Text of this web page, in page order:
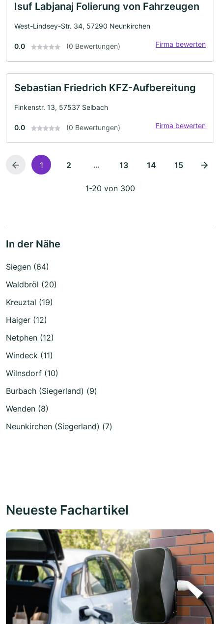
Isuf Labjanaj Folierung von Fahrzeugen
West-Lindsey-Str. 34, 57290 Neunkirchen
0.0 (0 Bewertungen) Firma bewerten
Sebastian Friedrich KFZ-Aufbereitung
Finkenstr. 13, 57537 Selbach
0.0 (0 Bewertungen) Firma bewerten
1 2 ... 13 14 15
1-20 von 300
In der Nähe
Siegen (64)
Waldbröl (20)
Kreuztal (19)
Haiger (12)
Netphen (12)
Windeck (11)
Wilnsdorf (10)
Burbach (Siegerland) (9)
Wenden (8)
Neunkirchen (Siegerland) (7)
Neueste Fachartikel